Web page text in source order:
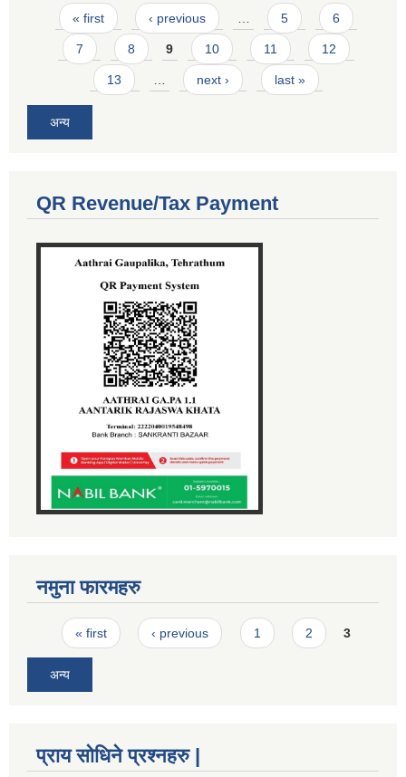
Pages
« first ‹ previous … 5 6
7 8 9 10 11 12
13 … next › last »
अन्य
QR Revenue/Tax Payment
नमुना फारमहरु
Pages
« first ‹ previous 1 2 3
अन्य
प्राय सोधिने प्रश्नहरु |